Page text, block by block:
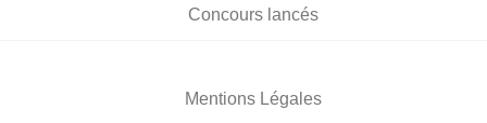
Concours lancés
Mentions Légales